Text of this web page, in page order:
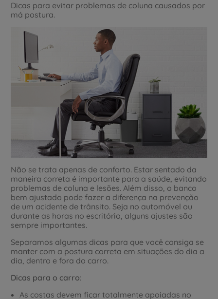
Dicas para evitar problemas de coluna causados por
má postura.
Não se trata apenas de conforto. Estar sentado da
maneira correta é importante para a saúde, evitando
problemas de coluna e lesões. Além disso, o banco
bem ajustado pode fazer a diferença na prevenção
de um acidente de trânsito. Seja no automóvel ou
durante as horas no escritório, alguns ajustes são
sempre importantes.
Separamos algumas dicas para que você consiga se
manter com a postura correta em situações do dia a
dia, dentro e fora do carro.
Dicas para o carro:
As costas devem ficar totalmente apoiadas no